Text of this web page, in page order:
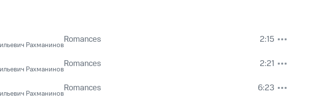
РахманиновRomances
2:15
РахманиновRomances
2:21
РахманиновRomances
6:23